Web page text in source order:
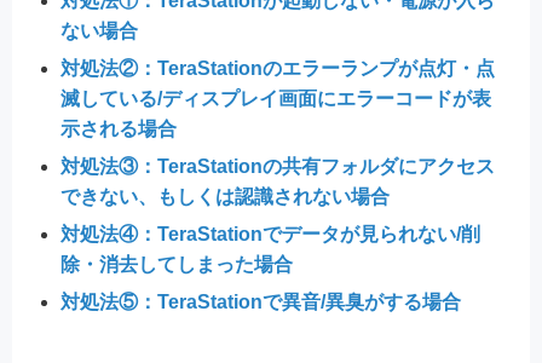
ない場合
対処法②：TeraStationのエラーランプが点灯・点
滅している/ディスプレイ画面にエラーコードが表
示される場合
対処法③：TeraStationの共有フォルダにアクセス
できない、もしくは認識されない場合
対処法④：TeraStationでデータが見られない/削
除・消去してしまった場合
対処法⑤：TeraStationで異音/異臭がする場合